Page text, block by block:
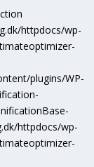
httpdocs/wp-
plugins/WP-
httpdocs/wp-